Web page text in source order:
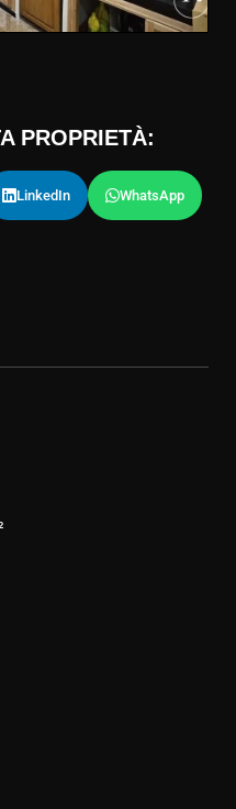
PROPRIETÀ:
LinkedIn WhatsApp